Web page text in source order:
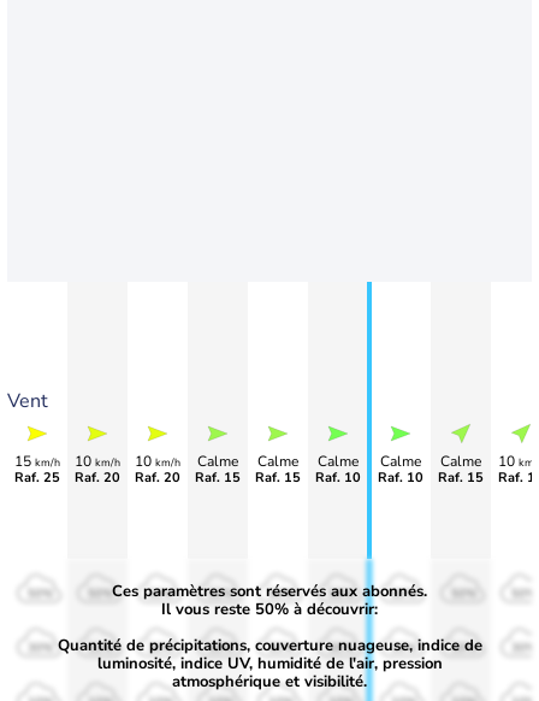
Vent
15 km/h
Raf. 25
10 km/h
Raf. 20
10 km/h
Raf. 20
Calme
Raf. 15
Calme
Raf. 15
Calme
Raf. 10
Calme
Raf. 10
Calme
Raf. 15
10
Raf.
50%
30%
50%
30%
50%
30%
50%
30%
50%
30%
50%
30%
50%
30% 30% 30%
Ces paramètres sont réservés aux abonnés.
Il vous reste 50% à découvrir:
Quantité de précipitations, couverture nuageuse, indice de
luminosité, indice UV, humidité de l'air, pression
atmosphérique et visibilité.